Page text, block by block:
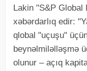
Lakin "S&P
xəbərdarlıq edir:
qlobal "uçuşu"
beynəlmiləlləşmə
olunur – açıq